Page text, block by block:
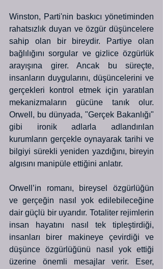
Winston, Parti'nin baskıcı yönetiminden
rahatsızlık duyan ve özgür düşüncelere
sahip olan bir bireydir. Partiye olan
bağlılığını sorgular ve gizlice özgürlük
arayışına girer. Ancak bu süreçte,
insanların duygularını, düşüncelerini ve
gerçekleri kontrol etmek için yaratılan
mekanizmaların gücüne tanık olur.
Orwell, bu dünyada, "Gerçek Bakanlığı"
gibi ironik adlarla adlandırılan
kurumların gerçekle oynayarak tarihi ve
bilgiyi sürekli yeniden yazdığını, bireyin
algısını manipüle ettiğini anlatır.
Orwell’in romanı, bireysel özgürlüğün
ve gerçeğin nasıl yok edilebileceğine
dair güçlü bir uyarıdır. Totaliter rejimlerin
insan hayatını nasıl tek tipleştirdiği,
insanları birer makineye çevirdiği ve
düşünce özgürlüğünü nasıl yok ettiği
üzerine önemli mesajlar verir. Eser,